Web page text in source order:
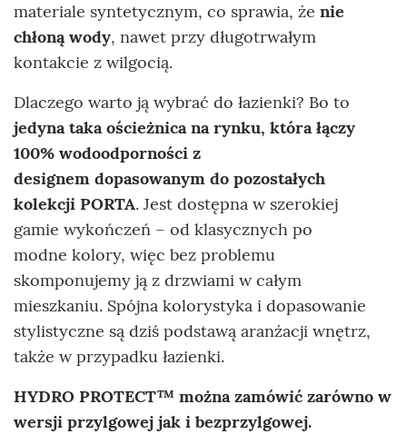
materiale syntetycznym, co sprawia, że nie
chłoną wody, nawet przy długotrwałym
kontakcie z wilgocią.
Dlaczego warto ją wybrać do łazienki? Bo to
jedyna taka ościeżnica na rynku, którałączy
100% wodoodporności z
designem dopasowanym do pozostałych
kolekcji PORTA. Jest dostępna w szerokiej
gamie wykończeń – od klasycznych po
modne kolory, więc bez problemu
skomponujemy ją z drzwiami w całym
mieszkaniu. Spójna kolorystyka i dopasowanie
stylistyczne są dziś podstawą aranżacji wnętrz,
także w przypadku łazienki.
HYDRO PROTECT™ można zamówić zarówno w
wersji przylgowej jak i bezprzylgowej.